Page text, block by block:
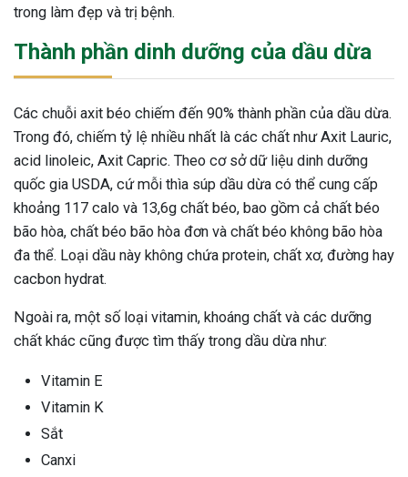
Sau Sinh Có Tự Khỏi
sau sinh là tình trạng viêm da
trong làm đẹp và trị bệnh.
Thành phần dinh dưỡng của dầu dừa
Các chuỗi axit béo chiếm đến 90% thành phần của dầu dừa.
Trong đó, chiếm tỷ lệ nhiều nhất là các chất như Axit Lauric,
acid linoleic, Axit Capric. Theo cơ sở dữ liệu dinh dưỡng
quốc gia USDA, cứ mỗi thìa súp dầu dừa có thể cung cấp
khoảng 117 calo và 13,6g chất béo, bao gồm cả chất béo
bão hòa, chất béo bão hòa đơn và chất béo không bão hòa
đa thể. Loại dầu này không chứa protein, chất xơ, đường hay
cacbon hydrat.
Ngoài ra, một số loại vitamin, khoáng chất và các dưỡng
chất khác cũng được tìm thấy trong dầu dừa như:
Vitamin E
Vitamin K
Sắt
Canxi